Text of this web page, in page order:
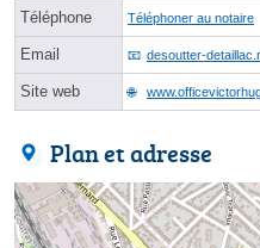
Téléphone Téléphoner au notaire
Email desoutter-
Site web
Plan et adresse